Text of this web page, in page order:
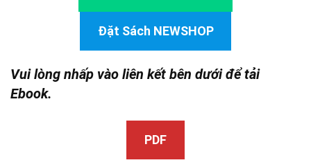
Đặt Sách NEWSHOP
Vui lòng nhấp vào liên kết bên dưới để tải
Ebook.
PDF